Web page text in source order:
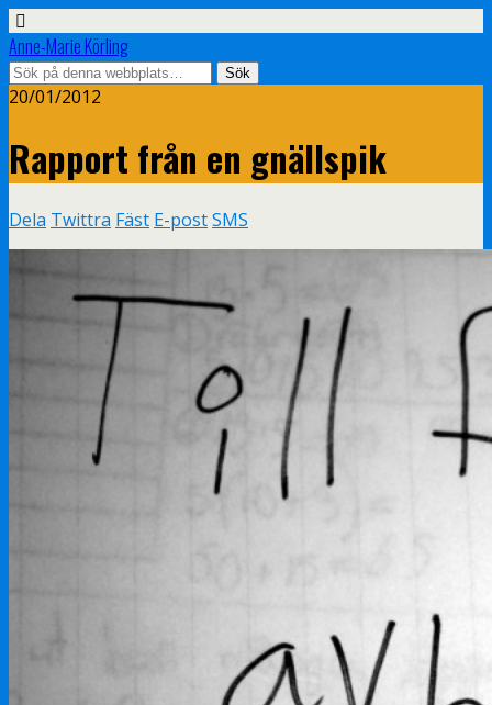
Anne-Marie Körling
20/01/2012
Rapport från en gnällspik
Dela Twittra Fäst E-postSMS